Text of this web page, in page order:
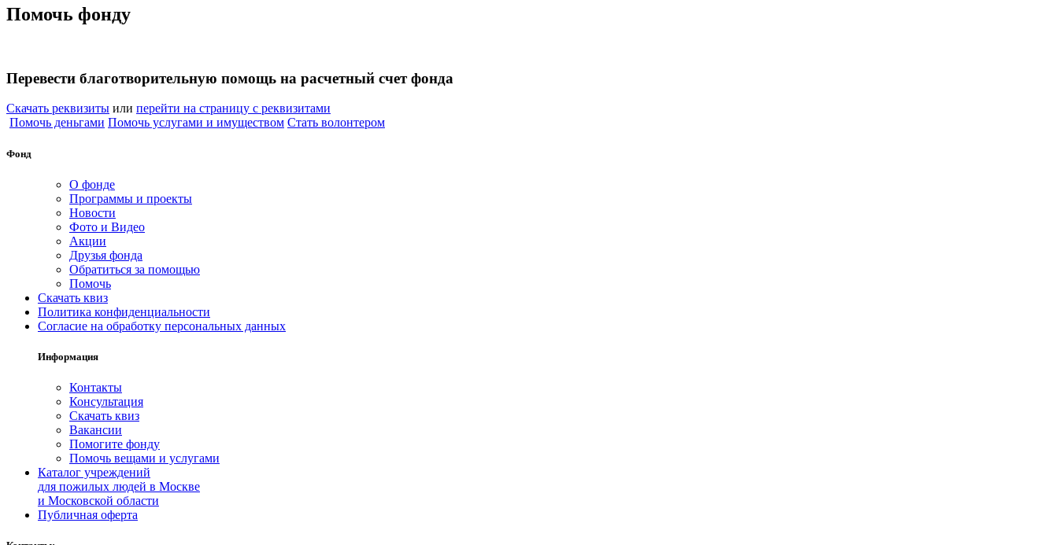
Помочь фонду
Перевести благотворительную помощь на расчетный счет фонда
Скачать реквизиты или перейти на страницу с реквизитами
Помочь деньгами Помочь услугами и имуществом Стать волонтером
Фонд
О фонде
Программы и проекты
Новости
Фото и Видео
Акции
Друзья фонда
Обратиться за помощью
Помочь
Скачать квиз
Политика конфиденциальности
Согласие на обработку персональных данных
Информация
Контакты
Консультация
Скачать квиз
Вакансии
Помогите фонду
Помочь вещами и услугами
Каталог учреждений
для пожилых людей в Москве
и Московской области
Публичная оферта